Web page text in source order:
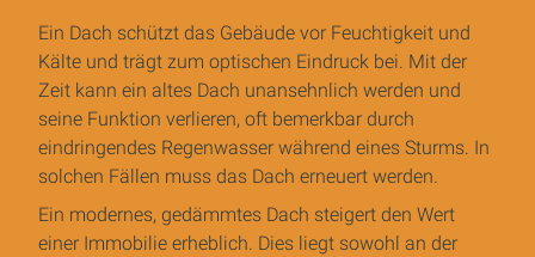
Ein Dach schützt das Gebäude vor Feuchtigkeit und
Kälte und trägt zum optischen Eindruck bei. Mit der
Zeit kann ein altes Dach unansehnlich werden und
seine Funktion verlieren, oft bemerkbar durch
eindringendes Regenwasser während eines Sturms. In
solchen Fällen muss das Dach erneuert werden.
Ein modernes, gedämmtes Dach steigert den Wert
einer Immobilie erheblich. Dies liegt sowohl an der